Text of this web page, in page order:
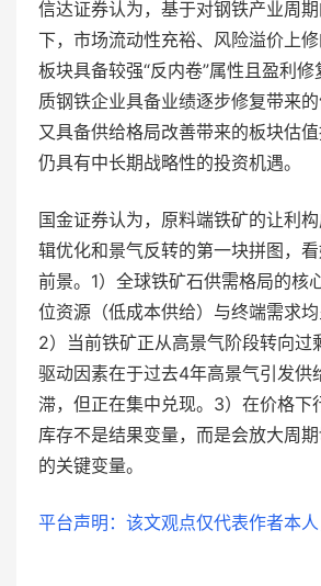
信达证券认为，基于对钢铁产业周
下，市场流动性充裕、风险溢价上
板块具备较强“反内卷”属性且盈利
质钢铁企业具备业绩逐步修复带来的
又具备供给格局改善带来的板块估
仍具有中长期战略性的投资机遇。
国金证券认为，原料端铁矿的让利
辑优化和景气反转的第一块拼图，
前景。1）全球铁矿石供需格局的核
位资源（低成本供给）与终端需求均
2）当前铁矿正从高景气阶段转向过
驱动因素在于过去4年高景气引发供
滞，但正在集中兑现。3）在价格下
库存不是结果变量，而是会放大周
的关键变量。
平台声明：该文观点仅代表作者本